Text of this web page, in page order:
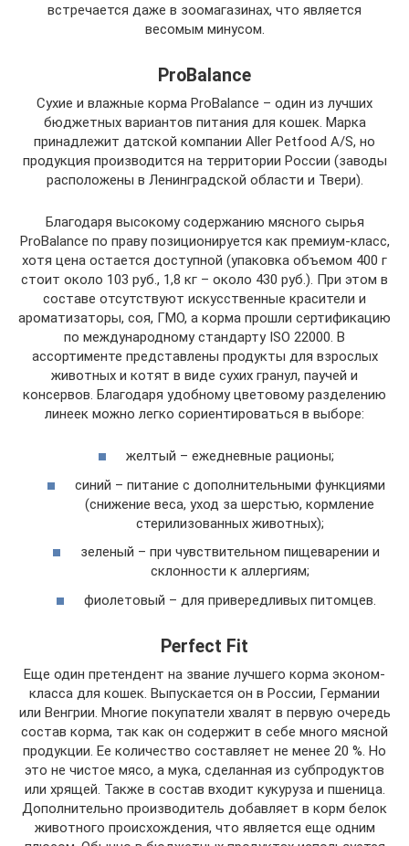
встречается даже в зоомагазинах, что является
весомым минусом.
ProBalance
Сухие и влажные корма ProBalance – один из лучших
бюджетных вариантов питания для кошек. Марка
принадлежит датской компании Aller Petfood A/S, но
продукция производится на территории России (заводы
расположены в Ленинградской области и Твери).
Благодаря высокому содержанию мясного сырья
ProBalance по праву позиционируется как премиум-класс,
хотя цена остается доступной (упаковка объемом 400 г
стоит около 103 руб., 1,8 кг – около 430 руб.). При этом в
составе отсутствуют искусственные красители и
ароматизаторы, соя, ГМО, а корма прошли сертификацию
по международному стандарту ISO 22000. В
ассортименте представлены продукты для взрослых
животных и котят в виде сухих гранул, паучей и
консервов. Благодаря удобному цветовому разделению
линеек можно легко сориентироваться в выборе:
желтый – ежедневные рационы;
синий – питание с дополнительными функциями
(снижение веса, уход за шерстью, кормление
стерилизованных животных);
зеленый – при чувствительном пищеварении и
склонности к аллергиям;
фиолетовый – для привередливых питомцев.
Perfect Fit
Еще один претендент на звание лучшего корма эконом-
класса для кошек. Выпускается он в России, Германии
или Венгрии. Многие покупатели хвалят в первую очередь
состав корма, так как он содержит в себе много мясной
продукции. Ее количество составляет не менее 20 %. Но
это не чистое мясо, а мука, сделанная из субпродуктов
или хрящей. Также в состав входит кукуруза и пшеница.
Дополнительно производитель добавляет в корм белок
животного происхождения, что является еще одним